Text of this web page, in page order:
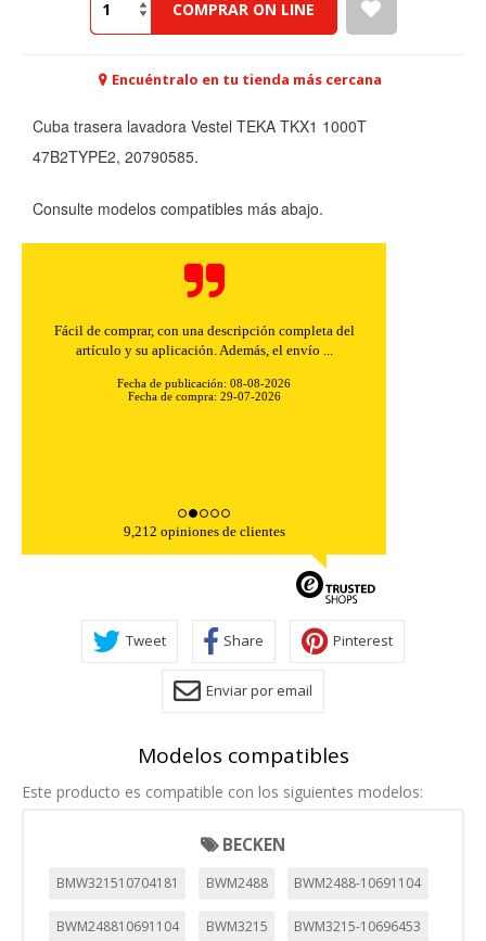
COMPRAR ON LINE
Encuéntralo en tu tienda más cercana
Cuba trasera lavadora Vestel TEKA TKX1 1000T
47B2TYPE2, 20790585.
Consulte modelos compatibles más abajo.
Fácil de comprar, con una descripción completa del
artículo y su aplicación. Además, el envío ...
Fecha de publicación: 08-08-2026
Fecha de compra: 29-07-2026
9,212 opiniones de clientes
Tweet Share Pinterest
Enviar por email
Modelos compatibles
Este producto es compatible con los siguientes modelos:
BECKEN
BMW321510704181 BWM2488 BWM2488-10691104
BWM248810691104 BWM3215 BWM3215-10696453